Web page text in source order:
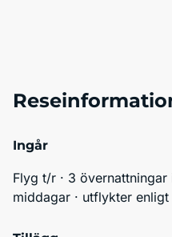
Ingår
Flyg t/r · 3 övernattningar
middagar · utflykter